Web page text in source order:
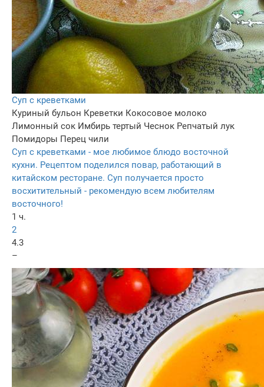
Суп с креветками
Куриный бульон Креветки Кокосовое молоко
Лимонный сок Имбирь тертый Чеснок Репчатый лук
Помидоры Перец чили
Суп с креветками - мое любимое блюдо восточной
кухни. Рецептом поделился повар, работающий в
китайском ресторане. Суп получается просто
восхитительный - рекомендую всем любителям
восточного!
1 ч.
2
4.3
–